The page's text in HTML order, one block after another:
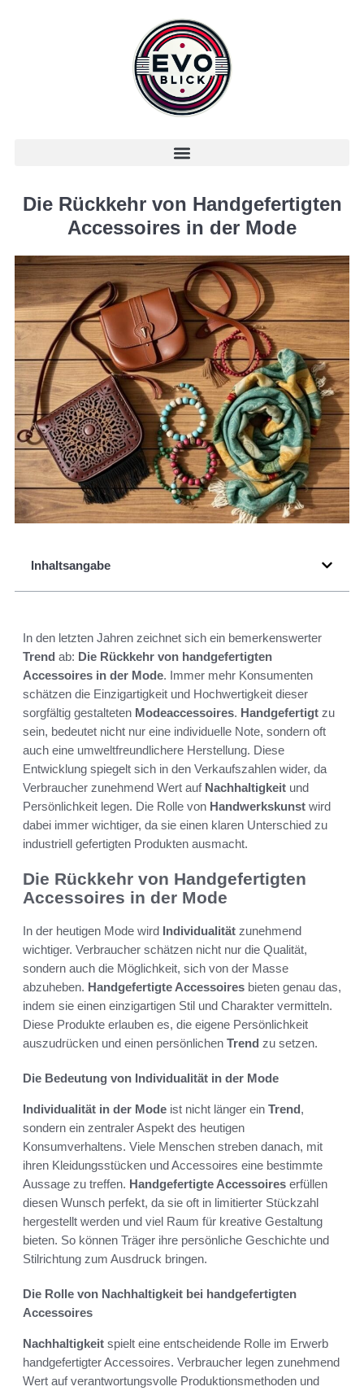
Die Rückkehr von Handgefertigten
Accessoires in der Mode
Inhaltsangabe
In den letzten Jahren zeichnet sich ein bemerkenswerter
Trend ab: Die Rückkehr von handgefertigten
Accessoires in der Mode. Immer mehr Konsumenten
schätzen die Einzigartigkeit und Hochwertigkeit dieser
sorgfältig gestalteten Modeaccessoires. Handgefertigt zu
sein, bedeutet nicht nur eine individuelle Note, sondern oft
auch eine umweltfreundlichere Herstellung. Diese
Entwicklung spiegelt sich in den Verkaufszahlen wider, da
Verbraucher zunehmend Wert auf Nachhaltigkeit und
Persönlichkeit legen. Die Rolle von Handwerkskunst wird
dabei immer wichtiger, da sie einen klaren Unterschied zu
industriell gefertigten Produkten ausmacht.
Die Rückkehr von Handgefertigten
Accessoires in der Mode
In der heutigen Mode wird Individualität zunehmend
wichtiger. Verbraucher schätzen nicht nur die Qualität,
sondern auch die Möglichkeit, sich von der Masse
abzuheben. Handgefertigte Accessoires bieten genau das,
indem sie einen einzigartigen Stil und Charakter vermitteln.
Diese Produkte erlauben es, die eigene Persönlichkeit
auszudrücken und einen persönlichen Trend zu setzen.
Die Bedeutung von Individualität in der Mode
Individualität in der Mode ist nicht länger ein Trend,
sondern ein zentraler Aspekt des heutigen
Konsumverhaltens. Viele Menschen streben danach, mit
ihren Kleidungsstücken und Accessoires eine bestimmte
Aussage zu treffen. Handgefertigte Accessoires erfüllen
diesen Wunsch perfekt, da sie oft in limitierter Stückzahl
hergestellt werden und viel Raum für kreative Gestaltung
bieten. So können Träger ihre persönliche Geschichte und
Stilrichtung zum Ausdruck bringen.
Die Rolle von Nachhaltigkeit bei handgefertigten
Accessoires
Nachhaltigkeit spielt eine entscheidende Rolle im Erwerb
handgefertigter Accessoires. Verbraucher legen zunehmend
Wert auf verantwortungsvolle Produktionsmethoden und